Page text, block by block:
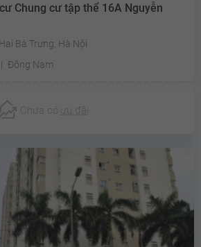
Chung cư tập thể 16A Nguyễn
Bà Trưng, Hà Nội
Đông Nam
Chưa có ưu đãi